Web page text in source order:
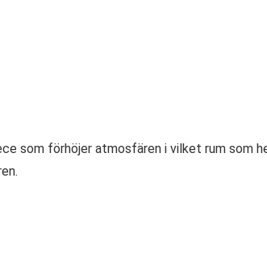
som förhöjer atmosfären i vilket rum som